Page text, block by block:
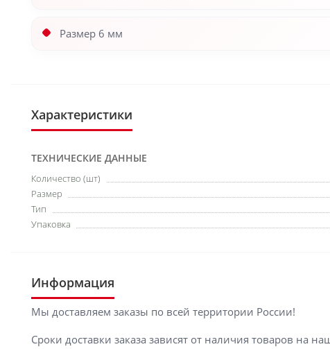
Размер 6 мм
Характеристики
ТЕХНИЧЕСКИЕ ДАННЫЕ
Количество (шт)
Размер
Тип
Упаковка
Информация
Мы доставляем заказы по всей территории России!
Сроки доставки заказа зависят от наличия товаров на